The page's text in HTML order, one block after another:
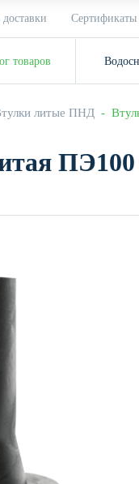
Сертификаты
товаров
литые ПНД -